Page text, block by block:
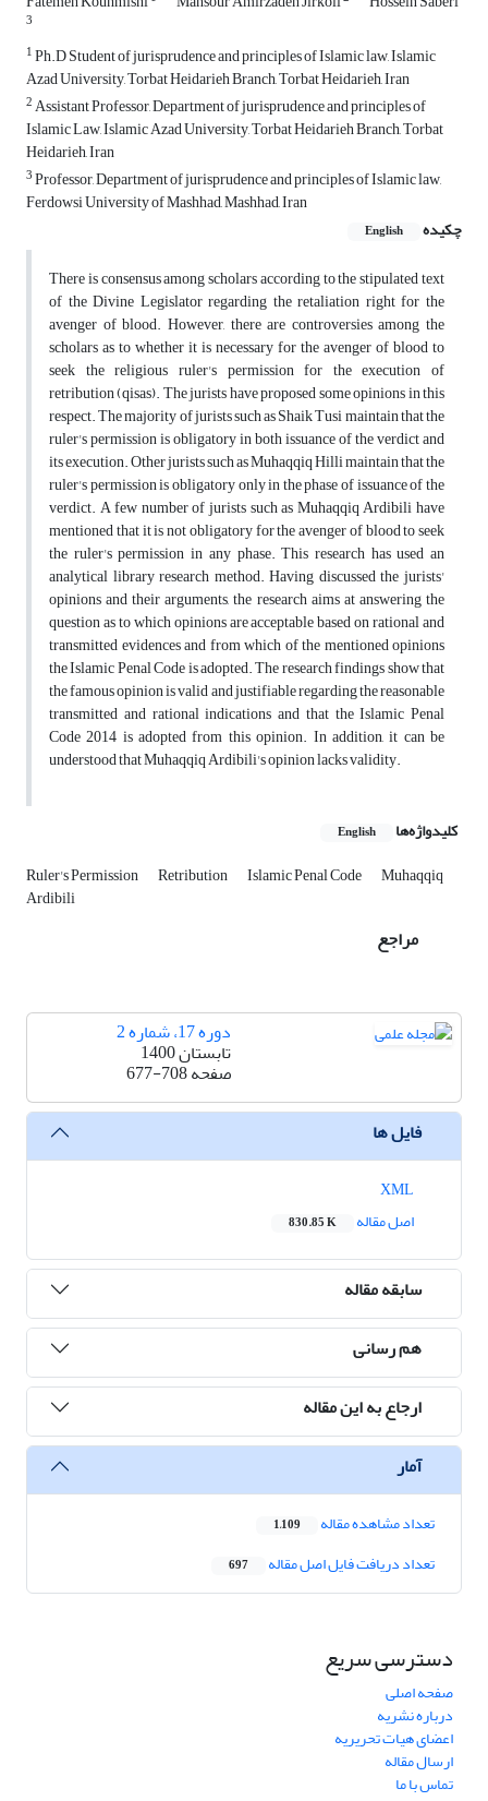
3
1Ph.D Student of jurisprudence and principles of Islamic law, Islamic
Azad University, Torbat Heidarieh Branch, Torbat Heidarieh, Iran
2Assistant Professor, Department of jurisprudence and principles of
Islamic Law, Islamic Azad University, Torbat Heidarieh Branch, Torbat
Heidarieh, Iran
3Professor, Department of jurisprudence and principles of Islamic law,
Ferdowsi University of Mashhad, Mashhad, Iran
چکیده
English
There is consensus among scholars according to the stipulated text
of the Divine Legislator regarding the retaliation right for the
avenger of blood. However, there are controversies among the
scholars as to whether it is necessary for the avenger of blood to
seek the religious ruler's permission for the execution of
retribution (qisas). The jurists have proposed some opinions in this
respect. The majority of jurists such as Shaik Tusi maintain that the
ruler's permission is obligatory in both issuance of the verdict and
its execution. Other jurists such as Muhaqqiq Hilli maintain that the
ruler's permission is obligatory only in the phase of issuance of the
verdict. A few number of jurists such as Muhaqqiq Ardibili have
mentioned that it is not obligatory for the avenger of blood to seek
the ruler's permission in any phase. This research has used an
analytical library research method. Having discussed the jurists'
opinions and their arguments, the research aims at answering the
question as to which opinions are acceptable based on rational and
transmitted evidences and from which of the mentioned opinions
the Islamic Penal Code is adopted. The research findings show that
the famous opinion is valid and justifiable regarding the reasonable
transmitted and rational indications and that the Islamic Penal
Code 2014 is adopted from this opinion. In addition, it can be
understood that Muhaqqiq Ardibili's opinion lacks validity.
کلیدواژه‌ها English
Ruler's Permission Retribution Islamic Penal Code Muhaqqiq
Ardibili
مراجع
دوره 17، شماره 2
تابستان 1400
صفحه677-708
فایل ها
اصل مقاله
830.85 K
سابقه مقاله
هم رسانی
ارجاع به این مقاله
آمار
تعداد مشاهده مقاله 1,109
تعداد دریافت فایل اصل مقاله 697
دسترسی سریع
صفحه اصلی
درباره نشریه
اعضای هیات تحریریه
ارسال مقاله
تماس با ما